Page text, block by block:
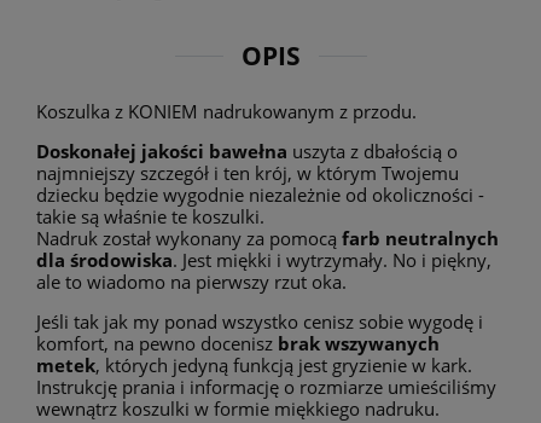
OPIS
Koszulka z KONIEM nadrukowanym z przodu.
Doskonałej jakości bawełna uszyta z dbałością o
najmniejszy szczegół i ten krój, w którym Twojemu
dziecku będzie wygodnie niezależnie od okoliczności -
takie są właśnie te koszulki.
Nadruk został wykonany za pomocą farb neutralnych
dla środowiska. Jest miękki i wytrzymały. No i piękny,
ale to wiadomo na pierwszy rzut oka.
Jeśli tak jak my ponad wszystko cenisz sobie wygodę i
komfort, na pewno docenisz brak wszywanych
metek, których jedyną funkcją jest gryzienie w kark.
Instrukcję prania i informację o rozmiarze umieściliśmy
wewnątrz koszulki w formie miękkiego nadruku.